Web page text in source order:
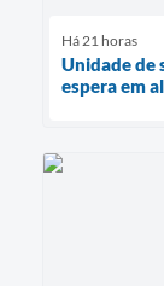
Há 21 horas
Unidade de
espera em